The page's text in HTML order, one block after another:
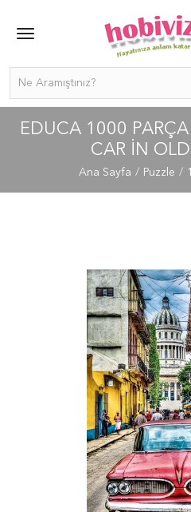
EDUCA 1000
CAR IN
Ana Sayfa Puzzle